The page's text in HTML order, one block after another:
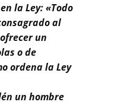
la Ley: «Todo
al
un
o de
ordena la Ley
un hombre